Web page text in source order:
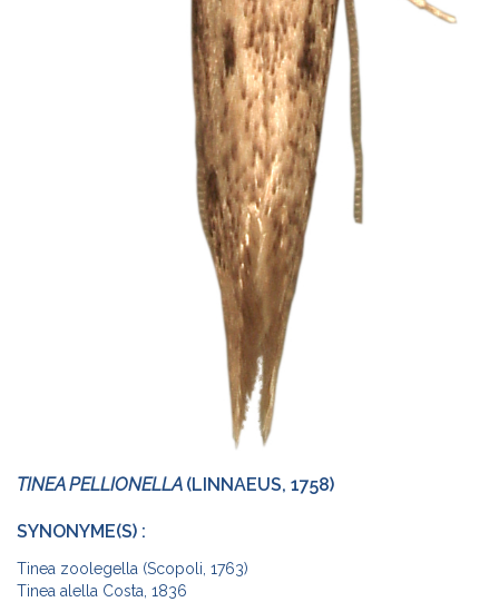
TINEA PELLIONELLA (LINNAEUS, 1758)
SYNONYME(S) :
Tinea zoolegella (Scopoli, 1763)
Tinea alella Costa, 1836